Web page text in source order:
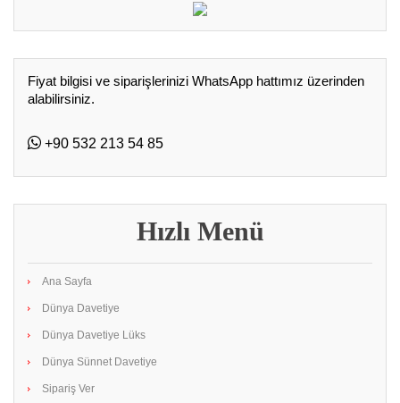
Fiyat bilgisi ve siparişlerinizi WhatsApp hattımız üzerinden
alabilirsiniz.
+90 532 213 54 85
Hızlı Menü
Ana Sayfa
Dünya Davetiye
Dünya Davetiye Lüks
Dünya Sünnet Davetiye
Sipariş Ver